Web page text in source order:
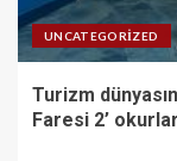
UNCATEGORIZED
Turizm
Faresi 2’